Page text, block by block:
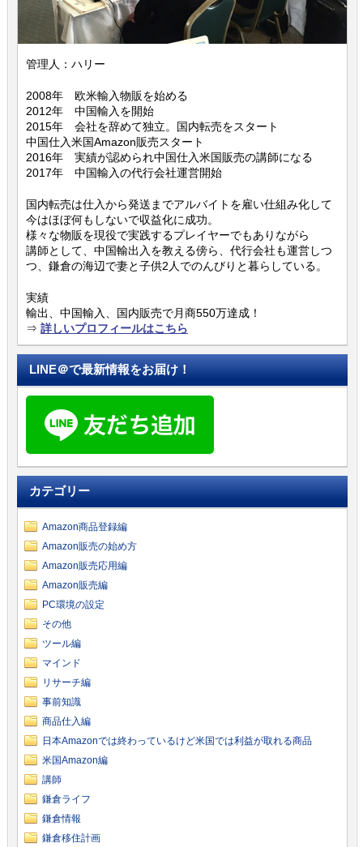
管理人：ハリー
2008年 欧米輸入物販を始める
2012年 中国輸入を開始
2015年 会社を辞めて独立。国内転売をスタート
中国仕入米国Amazon販売スタート
2016年 実績が認められ中国仕入米国販売の講師になる
2017年 中国輸入の代行会社運営開始
国内転売は仕入から発送までアルバイトを雇い仕組み化して
今はほぼ何もしないで収益化に成功。
様々な物販を現役で実践するプレイヤーでもありながら
講師として、中国輸出入を教える傍ら、代行会社も運営しつ
つ、鎌倉の海辺で妻と子供2人でのんびりと暮らしている。
実績
輸出、中国輸入、国内販売で月商550万達成！
⇒ 詳しいプロフィールはこちら
LINE＠で最新情報をお届け！
カテゴリー
Amazon商品登録編
Amazon販売の始め方
Amazon販売応用編
Amazon販売編
PC環境の設定
その他
ツール編
マインド
リサーチ編
事前知識
商品仕入編
日本Amazonでは終わっているけど米国では利益が取れる商品
米国Amazon編
講師
鎌倉ライフ
鎌倉情報
鎌倉移住計画